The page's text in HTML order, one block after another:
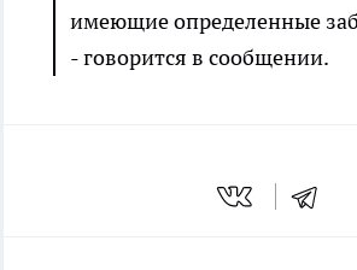
имеющие определенные
- говорится в сообщении.